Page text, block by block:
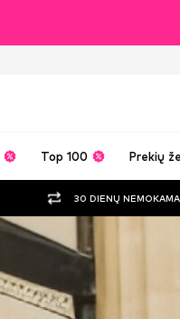
Top 100 Prekių
30 DIENŲ